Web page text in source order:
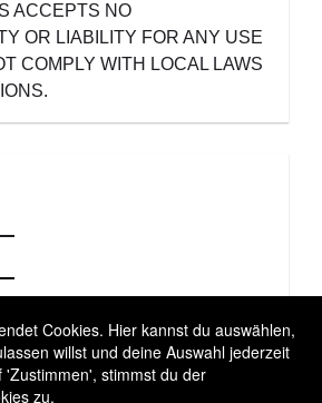
ACCEPTS NO
OR LIABILITY FOR ANY USE
COMPLY WITH LOCAL LAWS
DEN WARENKORB
Cookies. Hier kannst du auswählen,
willst und deine Auswahl jederzeit
'Zustimmen', stimmst du der
zu.